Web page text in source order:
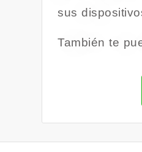
sus
También te